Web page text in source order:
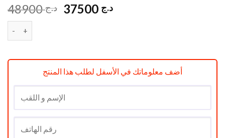
د.ج48900
Le
د.ج 48900.
د.جLe
د.ج 37500.
أضف معلوماتك في الأسفل لطلب هذا المنتج